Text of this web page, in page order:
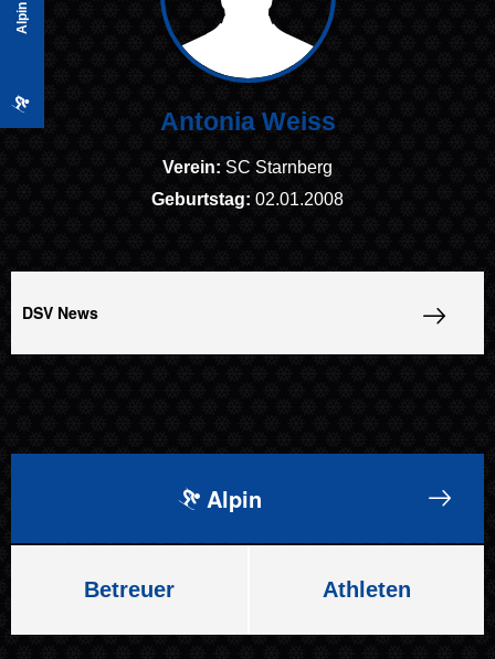
Alpin
Antonia Weiss
Verein: SC Starnberg
Geburtstag: 02.01.2008
DSV News
Alpin
Betreuer Athleten